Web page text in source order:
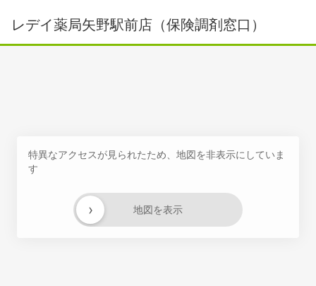
レデイ薬局矢野駅前店（保険調剤窓口）
特異なアクセスが見られたため、地図を非表示にしていま
す
地図を表示
›